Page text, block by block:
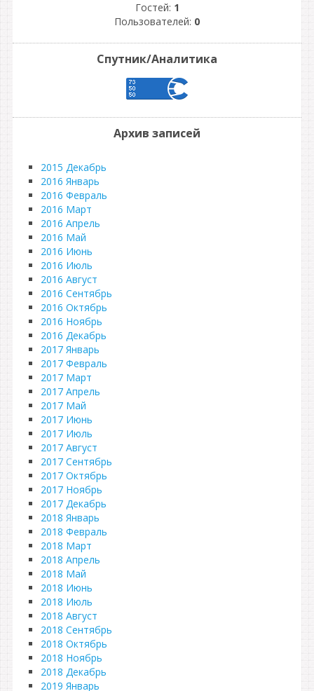
Гостей: 1
Пользователей: 0
Спутник/Аналитика
Архив записей
2015 Декабрь
2016 Январь
2016 Февраль
2016 Март
2016 Апрель
2016 Май
2016 Июнь
2016 Июль
2016 Август
2016 Сентябрь
2016 Октябрь
2016 Ноябрь
2016 Декабрь
2017 Январь
2017 Февраль
2017 Март
2017 Апрель
2017 Май
2017 Июнь
2017 Июль
2017 Август
2017 Сентябрь
2017 Октябрь
2017 Ноябрь
2017 Декабрь
2018 Январь
2018 Февраль
2018 Март
2018 Апрель
2018 Май
2018 Июнь
2018 Июль
2018 Август
2018 Сентябрь
2018 Октябрь
2018 Ноябрь
2018 Декабрь
2019 Январь